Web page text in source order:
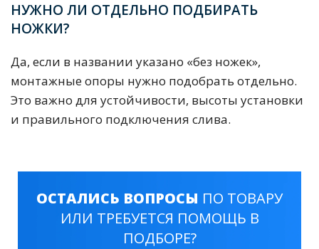
НУЖНО ЛИ ОТДЕЛЬНО ПОДБИРАТЬ
НОЖКИ?
Да, если в названии указано «без ножек»,
монтажные опоры нужно подобрать отдельно.
Это важно для устойчивости, высоты установки
и правильного подключения слива.
ОСТАЛИСЬ ВОПРОСЫ ПО ТОВАРУ
ИЛИ ТРЕБУЕТСЯ ПОМОЩЬ В
ПОДБОРЕ?